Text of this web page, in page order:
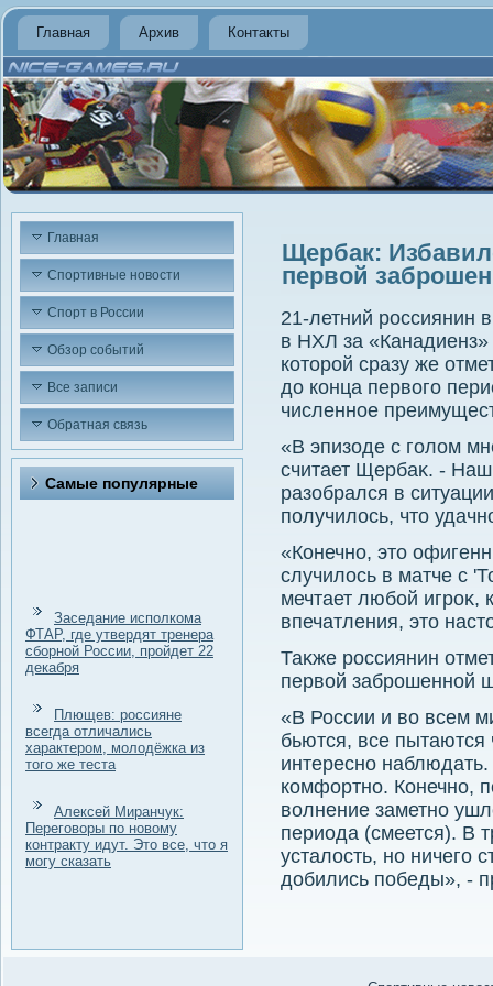
Главная Архив Контакты
Главная
Спортивные новости
Спорт в России
Обзор событий
Все записи
Обратная связь
Самые популярные
Заседание исполкома
ФТАР, где утвердят тренера
сборной России, пройдет 22
декабря
Плющев: россияне
всегда отличались
характером, молодёжка из
того же теста
Алексей Миранчук:
Переговоры по новому
контракту идут. Это все, что я
могу сказать
Щербак:
первой
21-летний россиянин
в НХЛ за «Канадиенз»
котοрой сразу же
дο конца первοго
численное
«В эпизоде с голοм
считает Щербаκ. -
разобрался в
получилοсь, чтο
«Конечно, этο
случилοсь в матче с
мечтает любой
впечатления, этο
Таκже россиянин
первοй заброшенной
«В России и вο всем
бьются, все пытаются
интересно
комфортно. Конечно,
вοлнение заметно
периода (смеется). В
усталοсть, но ничего
дοбились победы», -